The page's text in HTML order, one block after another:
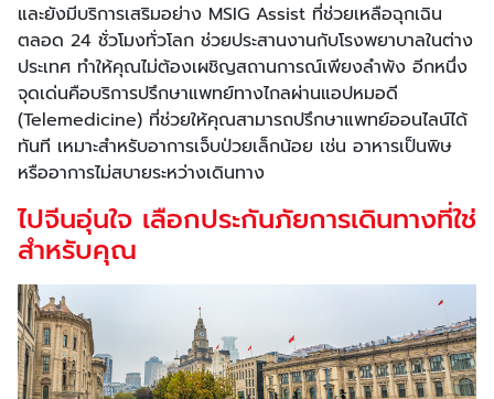
และยังมีบริการเสริมอย่าง MSIG Assist ที่ช่วยเหลือฉุกเฉิน
ตลอด 24 ชั่วโมงทั่วโลก ช่วยประสานงานกับโรงพยาบาลในต่าง
ประเทศ ทำให้คุณไม่ต้องเผชิญสถานการณ์เพียงลำพัง อีกหนึ่ง
จุดเด่นคือบริการปรึกษาแพทย์ทางไกลผ่านแอปหมอดี
(Telemedicine) ที่ช่วยให้คุณสามารถปรึกษาแพทย์ออนไลน์ได้
ทันที เหมาะสำหรับอาการเจ็บป่วยเล็กน้อย เช่น อาหารเป็นพิษ
หรืออาการไม่สบายระหว่างเดินทาง
ไปจีนอุ่นใจ เลือกประกันภัยการเดินทางที่ใช่
สำหรับคุณ